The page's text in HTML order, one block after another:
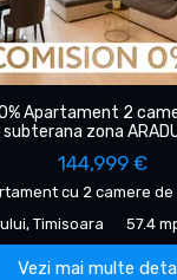
Apartament 2
subterana zona
144,999 €
cu 2 camere de
Timisoara
57.4
Vezi mai multe